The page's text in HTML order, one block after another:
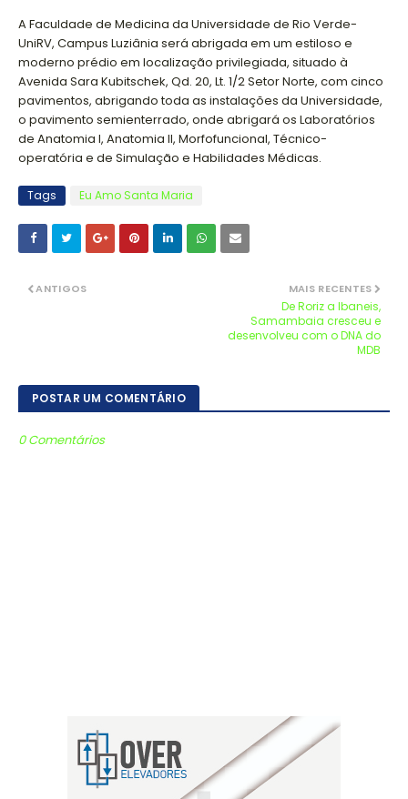
A Faculdade de Medicina da Universidade de Rio Verde-
UniRV, Campus Luziânia será abrigada em um estiloso e
moderno prédio em localização privilegiada, situado à
Avenida Sara Kubitschek, Qd. 20, Lt. 1/2 Setor Norte, com cinco
pavimentos, abrigando toda as instalações da Universidade,
o pavimento semienterrado, onde abrigará os Laboratórios
de Anatomia I, Anatomia II, Morfofuncional, Técnico-
operatória e de Simulação e Habilidades Médicas.
Tags Eu Amo Santa Maria
MAIS RECENTES
De Roriz a Ibaneis,
Samambaia cresceu e
desenvolveu com o DNA do
MDB
ANTIGOS
POSTAR UM COMENTÁRIO
0 Comentários